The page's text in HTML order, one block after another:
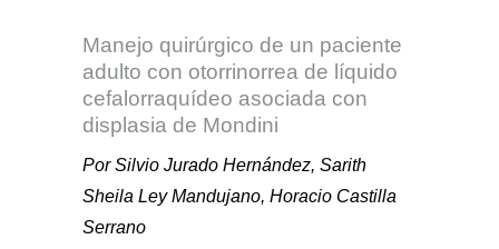
Manejo quirúrgico de un paciente
adulto con otorrinorrea de líquido
cefalorraquídeo asociada con
displasia de Mondini
Por Silvio Jurado Hernández, Sarith
Sheila Ley Mandujano, Horacio Castilla
Serrano